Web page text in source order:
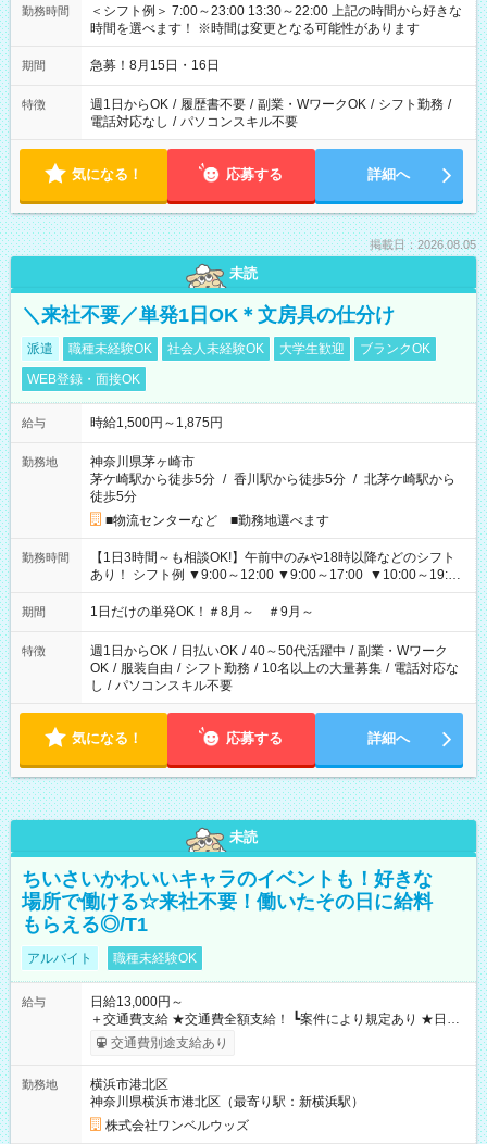
勤務時間
＜シフト例＞ 7:00～23:00 13:30～22:00 上記の時間から好きな
時間を選べます！ ※時間は変更となる可能性があります
期間 急募！8月15日・16日
特徴 週1日からOK / 履歴書不要 / 副業・WワークOK / シフト勤務 /
電話対応なし / パソコンスキル不要
気になる！ 応募する 詳細へ
掲載日：2026.08.05
未読
＼来社不要／単発1日OK＊文房具の仕分け
派遣 職種未経験OK 社会人未経験OK 大学生歓迎
ブランクOK
WEB登録・面接OK
給与 時給1,500円～1,875円
勤務地
神奈川県茅ヶ崎市
茅ケ崎駅から徒歩5分 / 香川駅から徒歩5分 / 北茅ケ崎駅から
徒歩5分
■物流センターなど ■勤務地選べます
勤務時間
【1日3時間～も相談OK!】午前中のみや18時以降などのシフト
あり！ シフト例 ▼9:00～12:00 ▼9:00～17:00 ▼10:00～19:00
▼18:00～21:00
期間 1日だけの単発OK！＃8月～ ＃9月～
特徴 週1日からOK / 日払いOK / 40～50代活躍中 / 副業・Wワーク
OK / 服装自由 / シフト勤務 / 10名以上の大量募集 / 電話対応な
し / パソコンスキル不要
気になる！ 応募する 詳細へ
未読
ちいさいかわいいキャラのイベントも！好きな
場所で働ける☆来社不要！働いたその日に給料
もらえる◎/T1
アルバイト 職種未経験OK
給与
日給13,000円～
＋交通費支給 ★交通費全額支給！ ┗案件により規定あり ★日払
いOK！（規定あり） ┗働いたその日に現金GET♪ お仕事後はコ
ンビニATMから 日払い分を引き落とせます！ 【試用期間】試
交通費別途支給あり
勤務地
横浜市港北区
神奈川県横浜市港北区（最寄り駅：新横浜駅）
株式会社ワンベルウッズ